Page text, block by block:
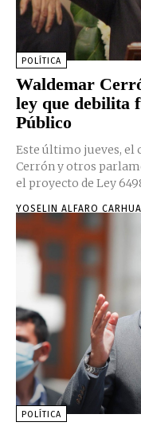
POLÍTICA
Waldemar
ley que debilita
Público
Este último jueves, el
Cerrón y otros
el proyecto de Ley
YOSELIN ALFARO
POLÍTICA